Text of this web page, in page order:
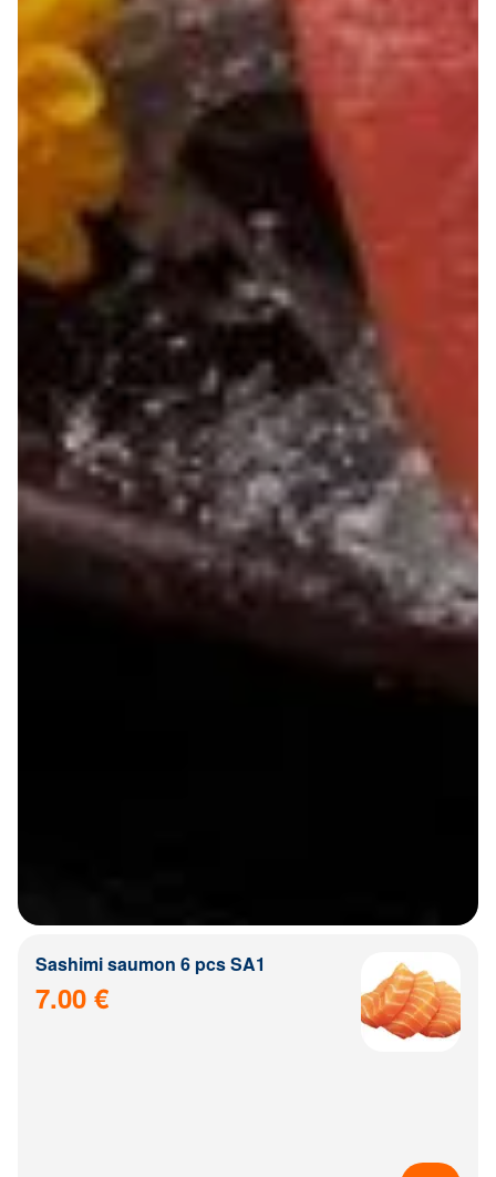
Sashimi saumon 6 pcs SA1
7.00 €